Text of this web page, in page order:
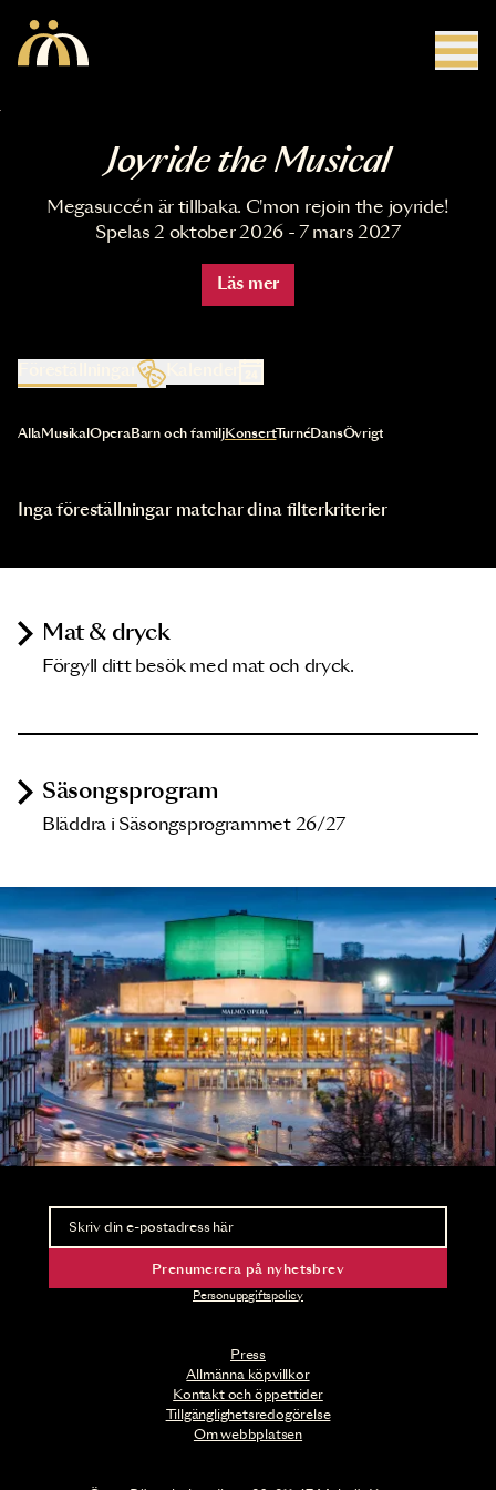
Joyride the Musical
Megasuccén är tillbaka. C'mon rejoin the joyride!
Spelas 2 oktober 2026 - 7 mars 2027
Läs mer
Kalender
Val av kategori uppdaterar innehållet automatiskt
AllaMusikal OperaBarn och familjKonsertTurnéDansÖvrigt
Inga föreställningar matchar dina filterkriterier
Mat & dryck
Förgyll ditt besök med mat och dryck.
Säsongsprogram
Bläddra i Säsongsprogrammet 26/27
Press
Allmänna köpvillkor
Kontakt och öppettider
Tillgänglighetsredogörelse
Om webbplatsen
Nyhetsbrev
Ta del av förhandsinformation och biljettsläpp.
Prenumerera på nyhetsbrev
Personuppgiftspolicy